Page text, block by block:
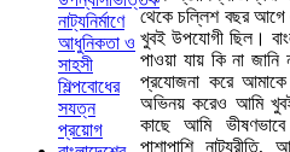
থেকে চল্লিশ বছর আগে
খুবই উপযোগী ছিল।
পাওয়া যায় কি না
প্রযোজনা করে আমাকে
অভিনয় করেও আমি
কাছে আমি
পাশাপাশি নাট্যরীতি,
নাট্যনির্মাণে
আধুনিকতা ও
সাহসী
শিল্পবোধের
সযত্ন
প্রয়োগ